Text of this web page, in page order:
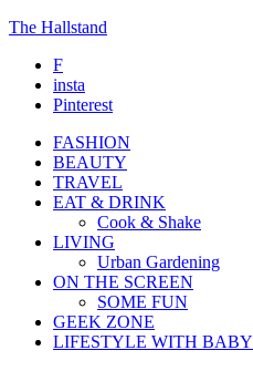
The Hallstand
F
insta
Pinterest
FASHION
BEAUTY
TRAVEL
EAT & DRINK
Cook & Shake
LIVING
Urban Gardening
ON THE SCREEN
SOME FUN
GEEK ZONE
LIFESTYLE WITH BABY